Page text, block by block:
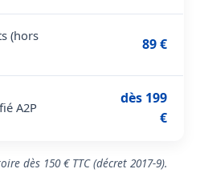
(hors
89 €
A2P
dès 199
€
dès 150 € TTC (décret 2017-9).